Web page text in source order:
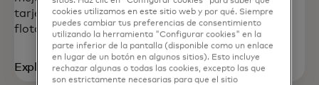
tarjetas de T&E, tarjetas de compra y tarjetas de
flota.
Explora soluciones
cookies utilizamos en este sitio web y por qué. Siempre
puedes cambiar tus preferencias de consentimiento
utilizando la herramienta "Configurar cookies" en la
parte inferior de la pantalla (disponible como un enlace
en lugar de un botón en algunos sitios). Esto incluye
rechazar algunas o todas las cookies, excepto las que
son estrictamente necesarias para que el sitio